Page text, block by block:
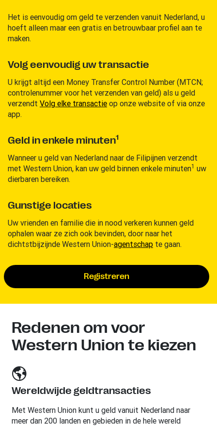
Het is eenvoudig om geld te verzenden vanuit Nederland, u
hoeft alleen maar een gratis en betrouwbaar profiel aan te
maken.
Volg eenvoudig uw transactie
U krijgt altijd een Money Transfer Control Number (MTCN;
controlenummer voor het verzenden van geld) als u geld
verzendt Volg elke transactie op onze website of via onze
app.
Geld in enkele minuten1
Wanneer u geld van Nederland naar de Filipijnen verzendt
met Western Union, kan uw geld binnen enkele minuten1 uw
dierbaren bereiken.
Gunstige locaties
Uw vrienden en familie die in nood verkeren kunnen geld
ophalen waar ze zich ook bevinden, door naar het
dichtstbijzijnde Western Union-agentschap te gaan.
Registreren
Redenen om voor
Western Union te kiezen
Wereldwijde geldtransacties
Met Western Union kunt u geld vanuit Nederland naar
meer dan 200 landen en gebieden in de hele wereld